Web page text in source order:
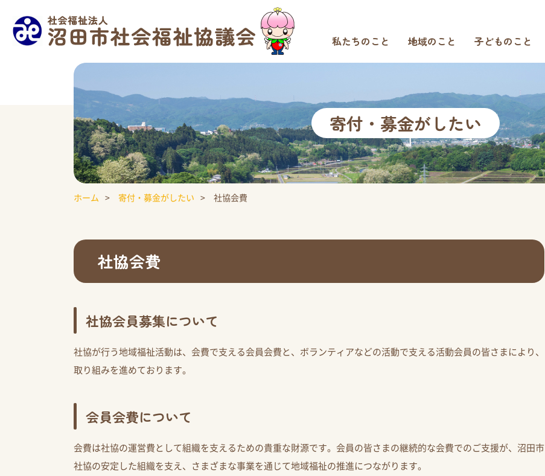
私たちのこと 地域のこと 子どものこと
寄付・募金がしたい
ホーム 寄付・募金がしたい 社協会費
社協会費
社協会員募集について
社協が行う地域福祉活動は、会費で支える会員会費と、ボランティアなどの活動で支える活動会員の皆さまにより、
取り組みを進めております。
会員会費について
会費は社協の運営費として組織を支えるための貴重な財源です。会員の皆さまの継続的な会費でのご支援が、沼田市
社協の安定した組織を支え、さまざまな事業を通じて地域福祉の推進につながります。